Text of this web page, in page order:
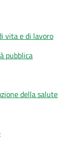
vita e di lavoro
pubblica
della salute